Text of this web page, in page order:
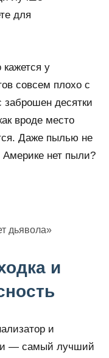
для
кажется у
совсем плохо с
десятки
вроде место
Даже пылью не
нет пыли?
дьявола»
и
и
— самый лучший